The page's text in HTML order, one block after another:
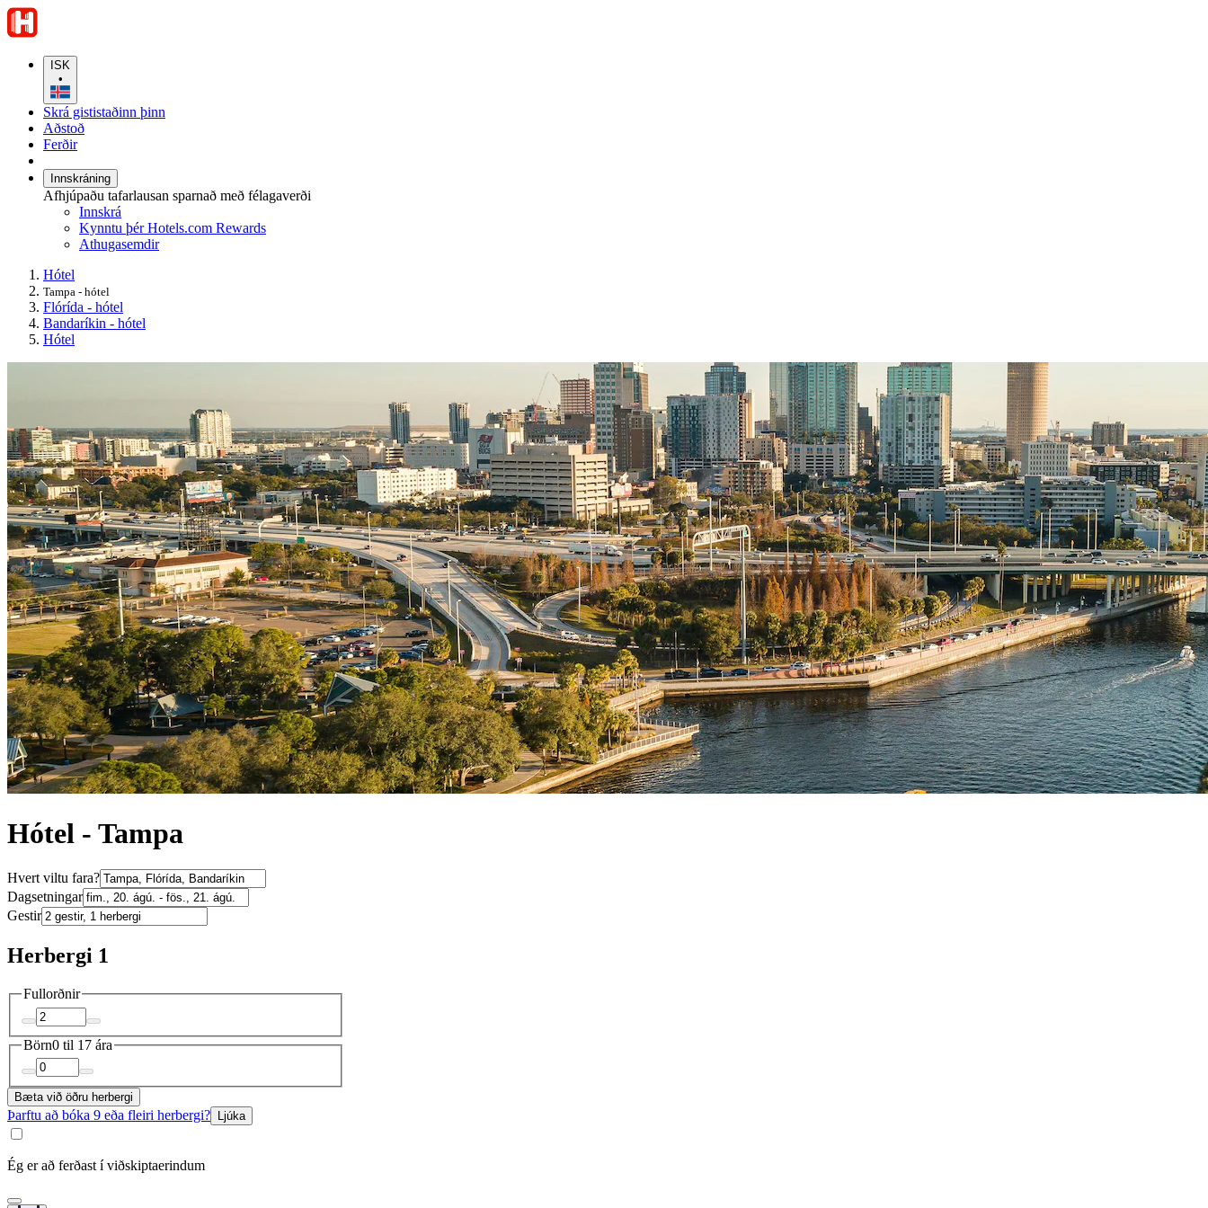
ISK
•
Skrá gististaðinn þinn
Aðstoð
Ferðir
Innskráning
Afhjúpaðu tafarlausan sparnað með félagaverði
Innskrá
Kynntu þér Hotels.com Rewards
Athugasemdir
Hótel
Tampa - hótel
Flórída - hótel
Bandaríkin - hótel
Hótel
Hótel - Tampa
Hvert viltu fara?
Dagsetningar
Gestir
Herbergi 1
Fullorðnir
Börn0 til 17 ára
Bæta við öðru herbergi
Þarftu að bóka 9 eða fleiri herbergi? Ljúka
Ég er að ferðast í viðskiptaerindum